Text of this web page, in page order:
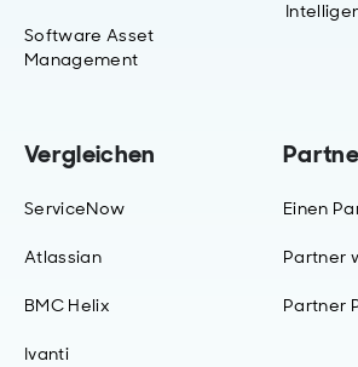
Software Asset
Management
Vergleichen
ServiceNow
Atlassian
BMC Helix
Ivanti
Einen
Partner
Partner